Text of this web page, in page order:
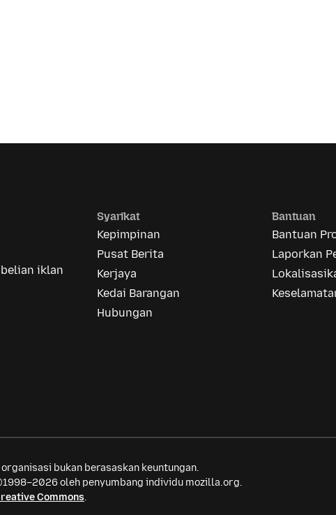
iklan
Syarikat
Kepimpinan
Pusat Berita
Kerjaya
Kedai Barangan
Hubungan
Bantuan
Bantuan
Laporkan
organisasi bukan berasaskan keuntungan.
oleh penyumbang individu mozilla.org.
Commons.